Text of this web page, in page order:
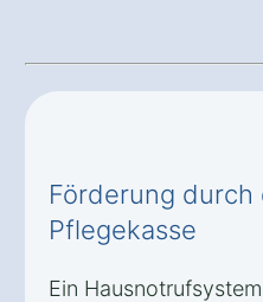
Förderung durch
Pflegekasse
Ein